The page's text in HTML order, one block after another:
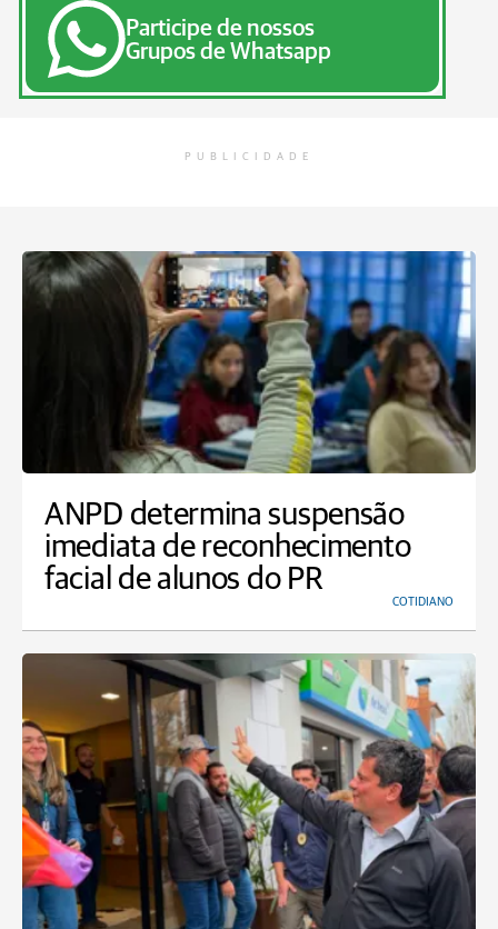
Participe de nossos
Grupos de Whatsapp
PUBLICIDADE
ANPD determina suspensão
imediata de reconhecimento
facial de alunos do PR
COTIDIANO